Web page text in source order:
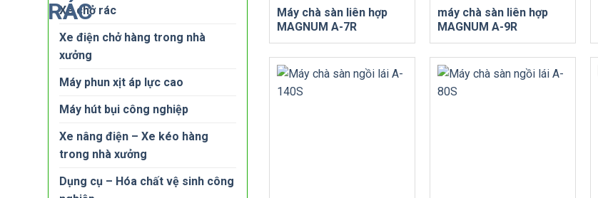
Xe chở rác
Xe điện chở hàng trong nhà
xưởng
Máy phun xịt áp lực cao
Máy hút bụi công nghiệp
Xe nâng điện – Xe kéo hàng
trong nhà xưởng
Dụng cụ – Hóa chất vệ sinh công
Máy chà sàn liên hợp
MAGNUM A-7R
máy chà sàn liên hợp
MAGNUM A-9R